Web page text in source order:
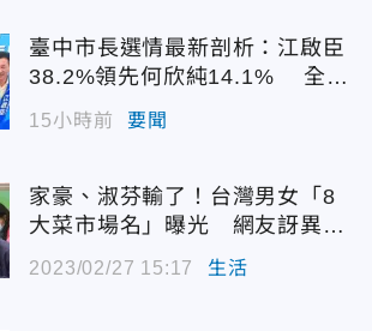
臺中市長選情最新剖析：江啟臣
38.2%領先何欣純14.1% 全世
代支持度全面居首
15小時前 要聞
家豪、淑芬輸了！台灣男女「8
大菜市場名」曝光 網友訝異：
2023/02/27 15:17 生活